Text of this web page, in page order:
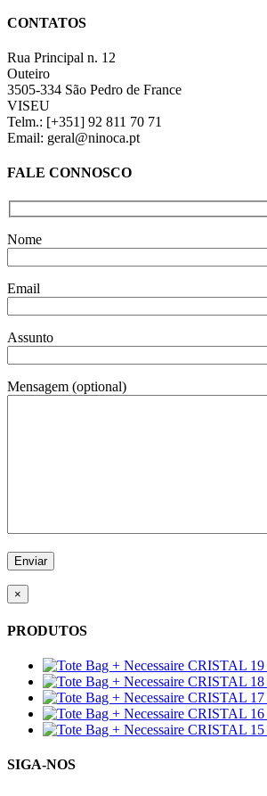
view
CONTATOS
Rua Principal n. 12
Outeiro
3505-334 São Pedro de France
VISEU
Telm.: [+351] 92 811 70 71
Email: geral@ninoca.pt
FALE CONNOSCO
Nome
Email
Assunto
Mensagem (optional)
×
PRODUTOS
SIGA-NOS